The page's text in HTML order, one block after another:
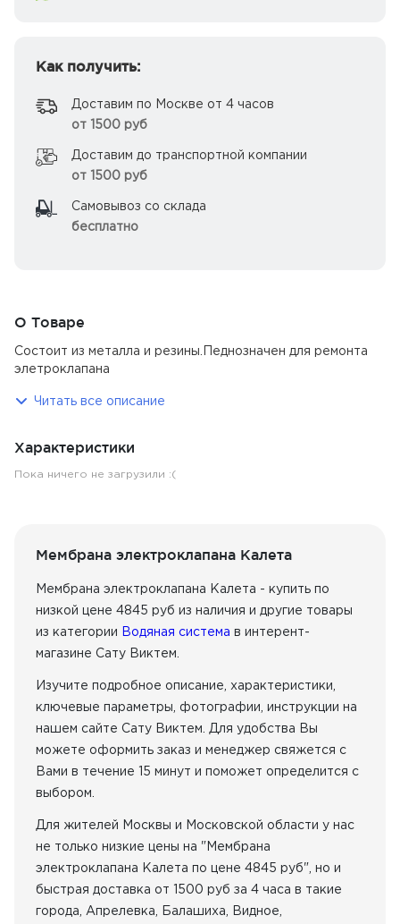
Как получить:
Доставим по Москве от 4 часов
от 1500 руб
Доставим до транспортной компании
от 1500 руб
Самовывоз со склада
бесплатно
О Товаре
Состоит из металла и резины.Педнозначен для ремонта
элетроклапана
Читать все описание
Характеристики
Пока ничего не загрузили :(
Мембрана электроклапана Калета
Мембрана электроклапана Калета - купить по
низкой цене 4845 руб из наличия и другие товары
из категории Водяная система в интерент-
магазине Сату Виктем.
Изучите подробное описание, характеристики,
ключевые параметры, фотографии, инструкции на
нашем сайте Сату Виктем. Для удобства Вы
можете оформить заказ и менеджер свяжется с
Вами в течение 15 минут и поможет определится с
выбором.
Для жителей Москвы и Московской области у нас
не только низкие цены на "Мембрана
электроклапана Калета по цене 4845 руб", но и
быстрая доставка от 1500 руб за 4 часа в такие
города, Апрелевка, Балашиха, Видное,